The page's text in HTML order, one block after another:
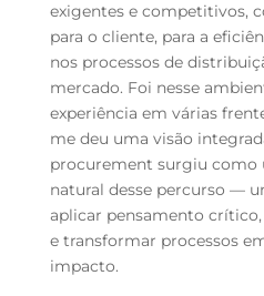
exigentes e competitivos,
para o cliente, para a
nos processos de
mercado. Foi nesse
experiência em várias
me deu uma visão
procurement surgiu como
natural desse percurso —
aplicar pensamento
e transformar processos
impacto.